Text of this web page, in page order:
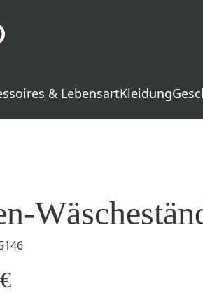
& LebensartKleidung